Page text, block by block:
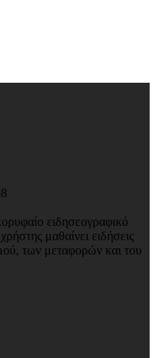
ειδησεογραφικό
μαθαίνει ειδήσεις
των μεταφορών και του